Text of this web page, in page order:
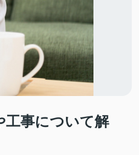
工事について解